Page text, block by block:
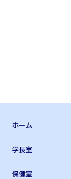
ホーム
学長室
保健室